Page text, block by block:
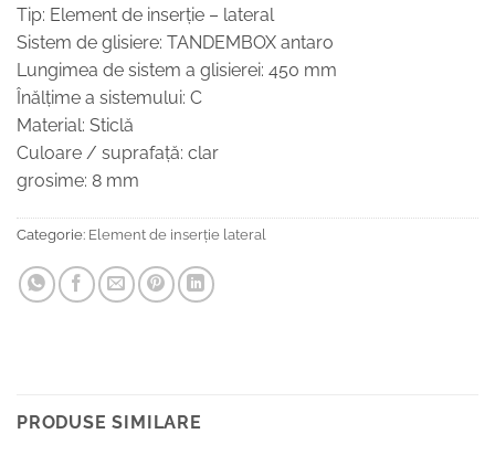
Tip: Element de inserţie – lateral
Sistem de glisiere: TANDEMBOX antaro
Lungimea de sistem a glisierei: 450 mm
Înălţime a sistemului: C
Material: Sticlă
Culoare / suprafaţă: clar
grosime: 8 mm
Categorie: Element de inserție lateral
PRODUSE SIMILARE